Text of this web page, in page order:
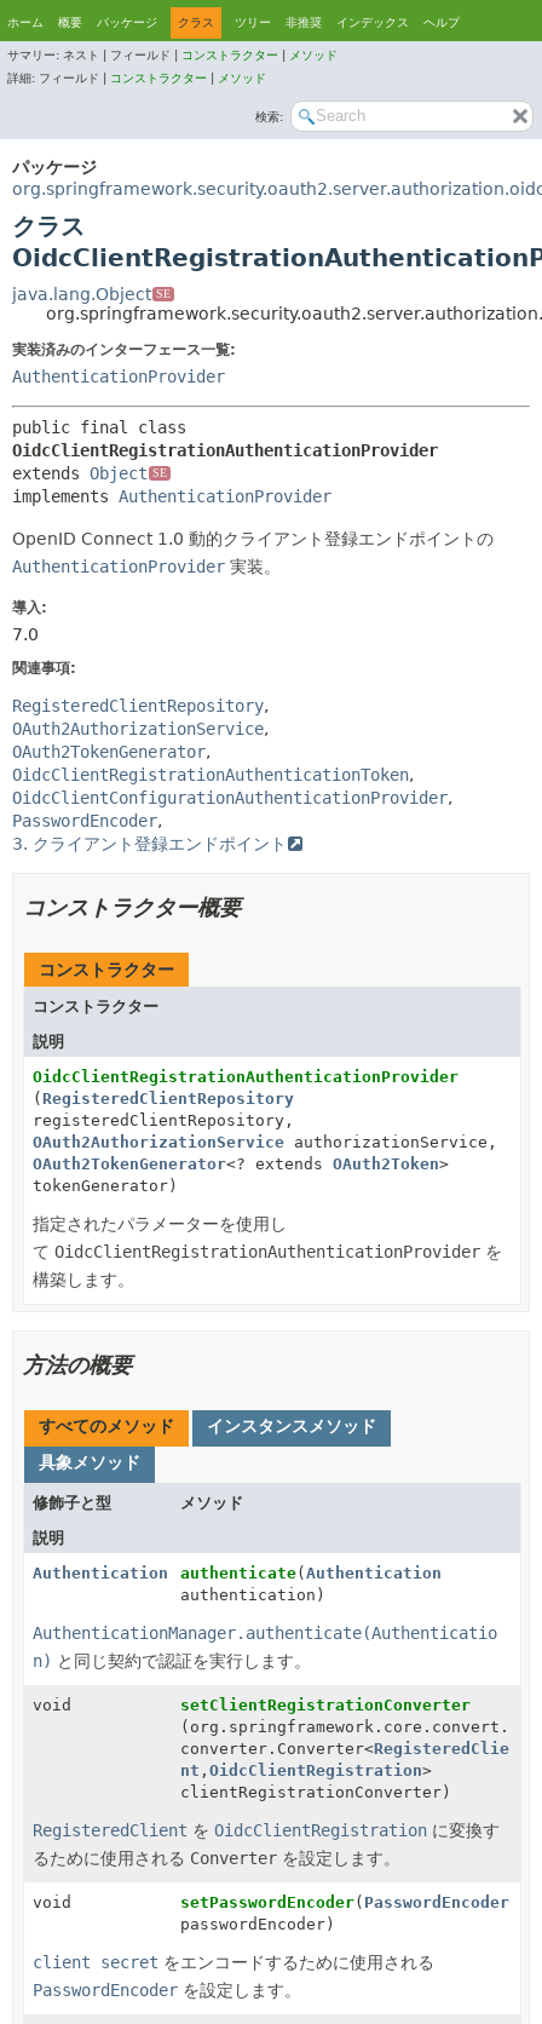
ホーム 概要 パッケージ クラス ツリー 非推奨 インデックス ヘルプ
サマリー: ネスト | フィールド | コンストラクター
メソッド
詳細: フィールド | コンストラクター メソッド
検索:
パッケージ
クラス
java.lang.Object SE
実装済みのインターフェース一覧:
AuthenticationProvider
OidcClientRegistrationAuthenticationProvider
extends Object SE
implements AuthenticationProvider
OpenID Connect 1.0 動的クライアント登録エンドポイントの
AuthenticationProvider 実装。
導入:
7.0
関連事項:
RegisteredClientRepository
OAuth2AuthorizationService
OAuth2TokenGenerator
OidcClientRegistrationAuthenticationToken
OidcClientConfigurationAuthenticationProvider
PasswordEncoder
3. クライアント登録エンドポイント
コンストラクター概要
コンストラクター
コンストラクター
説明
OidcClientRegistrationAuthenticationProvider
( RegisteredClientRepository
registeredClientRepository,
OAuth2AuthorizationService authorizationService,
OAuth2TokenGenerator<? extends OAuth2Token>
tokenGenerator)
指定されたパラメーターを使用し
て OidcClientRegistrationAuthenticationProvider を
構築します。
方法の概要
すべてのメソッド
インスタンスメソッド
具象メソッド
修飾子と型
メソッド
説明
Authentication
authenticate( Authentication
authentication)
AuthenticationManager.authenticate(Authenticatio
n) と同じ契約で認証を実行します。
void
setClientRegistrationConverter
(org.springframework.core.convert.
converter.Converter<RegisteredClie
nt , OidcClientRegistration>
clientRegistrationConverter)
RegisteredClient を OidcClientRegistration に変換す
るために使用される Converter を設定します。
void setPasswordEncoder( PasswordEncoder
passwordEncoder)
client secret をエンコードするために使用される
PasswordEncoder を設定します。